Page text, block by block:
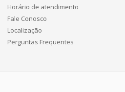
Horário de atendimento
Fale Conosco
Localização
Perguntas Frequentes